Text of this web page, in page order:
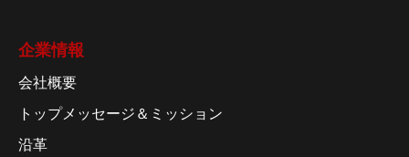
企業情報
会社概要
トップメッセージ＆ミッション
沿革